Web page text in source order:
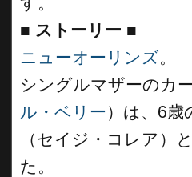
■ ストーリー ■
ニューオーリンズ。
シングルマザーのカ
ル・ベリー）は、6歳
（セイジ・コレア）
た。